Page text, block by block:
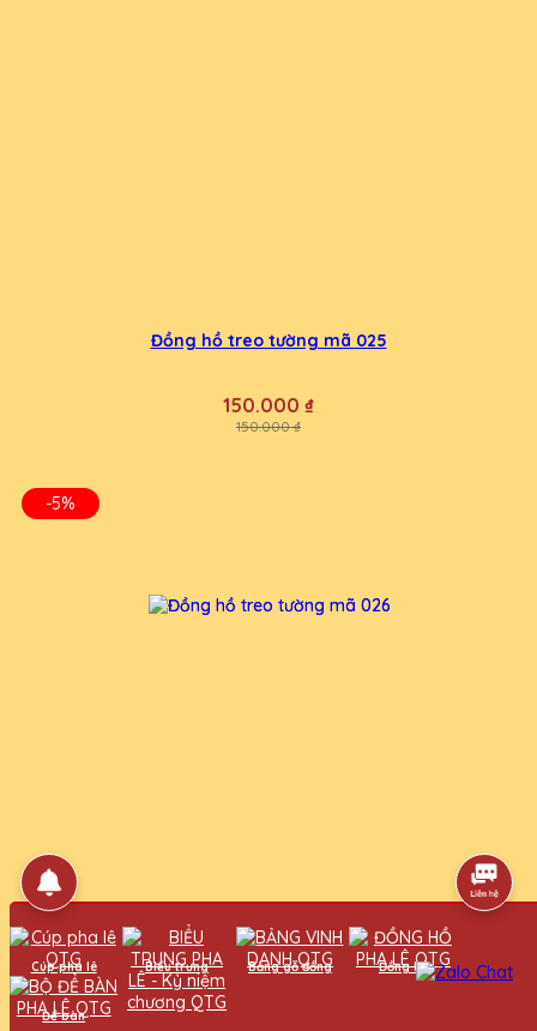
Đồng hồ treo tường mã 025
150.000 ₫
150.000 ₫
-5%
Đồng hồ treo tường mã 026
Cúp pha lê Biểu trưng Bảng gỗ đồng Đồng hồ
Để bàn